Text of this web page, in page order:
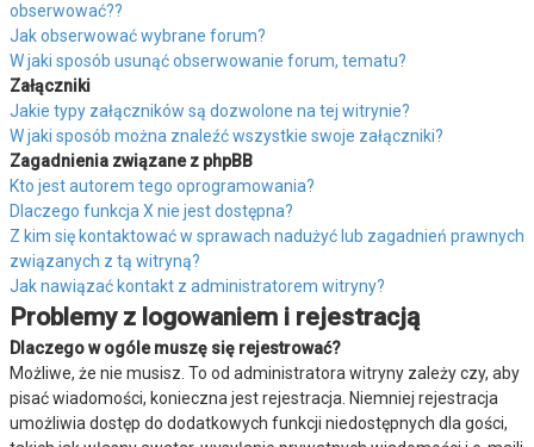
obserwować??
Jak obserwować wybrane forum?
W jaki sposób usunąć obserwowanie forum, tematu?
Załączniki
Jakie typy załączników są dozwolone na tej witrynie?
W jaki sposób można znaleźć wszystkie swoje załączniki?
Zagadnienia związane z phpBB
Kto jest autorem tego oprogramowania?
Dlaczego funkcja X nie jest dostępna?
Z kim się kontaktować w sprawach nadużyć lub zagadnień prawnych
związanych z tą witryną?
Jak nawiązać kontakt z administratorem witryny?
Problemy z logowaniem i rejestracją
Dlaczego w ogóle muszę się rejestrować?
Możliwe, że nie musisz. To od administratora witryny zależy czy, aby
pisać wiadomości, konieczna jest rejestracja. Niemniej rejestracja
umożliwia dostęp do dodatkowych funkcji niedostępnych dla gości,